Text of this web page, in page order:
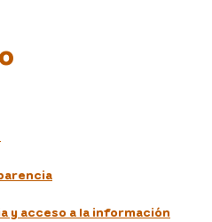
y acceso a la información